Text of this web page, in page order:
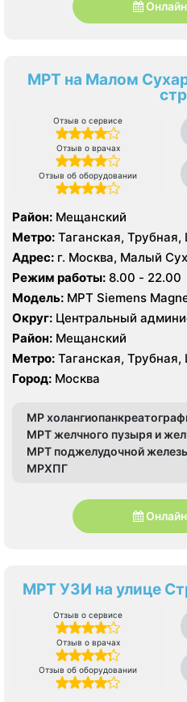
МРТ на Малом
Отзыв о сервисе
Отзыв о врачах
Отзыв об оборудовании
Район: Мещанский
Метро: Таганская, Трубная,
Адрес: г. Москва, Малый
Режим работы: 8.00 - 22.00
Модель: МРТ Siemens
Округ: Центральный
Район: Мещанский
Метро: Таганская, Трубная,
Город: Москва
МР
МРТ желчного пузыря и
МРТ поджелудочной
МРХПГ
МРТ УЗИ на улице
Отзыв о сервисе
Отзыв о врачах
Отзыв об оборудовании